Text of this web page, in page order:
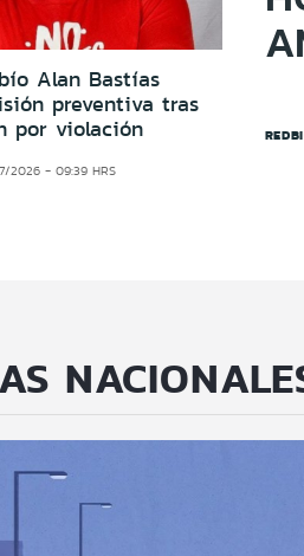
Alan Bastías
preventiva tras
por violación
2026 - 09:39 HRS